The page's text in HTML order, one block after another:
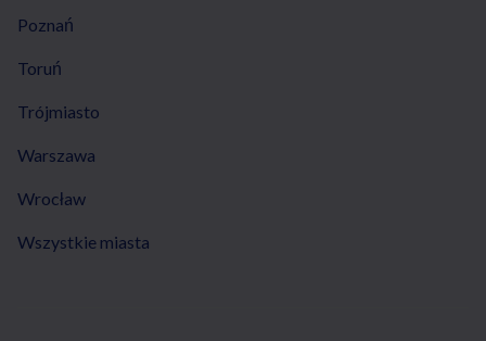
Poznań
Toruń
Trójmiasto
Warszawa
Wrocław
Wszystkie miasta